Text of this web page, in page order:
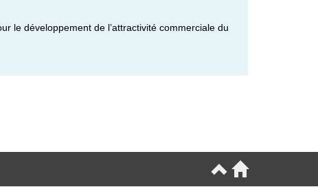
le développement de l’attractivité commerciale du